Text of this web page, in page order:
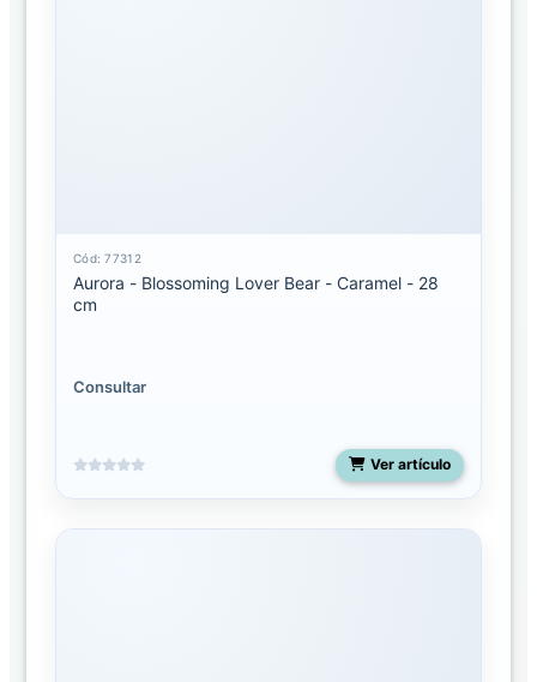
Cód: 77312
Aurora - Blossoming Lover Bear - Caramel - 28
cm
Consultar
Ver artículo